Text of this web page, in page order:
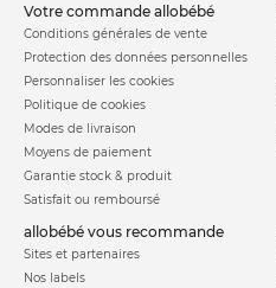
votre commande allobébé
Conditions générales de vente
Protection des données personnelles
Personnaliser les cookies
Politique de cookies
Modes de livraison
Moyens de paiement
Garantie stock & produit
Satisfait ou remboursé
allobébé vous recommande
Sites et partenaires
Nos labels